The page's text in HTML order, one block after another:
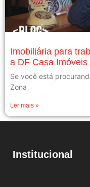
Imobiliária para
a DF Casa Imóveis
Se você está
Zona
Ler mais »
Institucional